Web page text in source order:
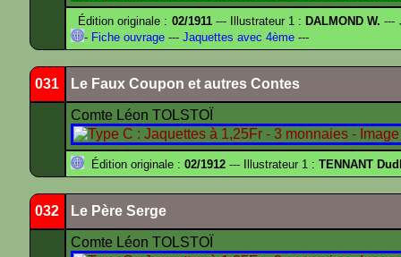
Édition originale : 02/1911--- Illustrateur 1 : DALMOND W. ---
- Fiche ouvrage --- Jaquettes avec 4ème ---
031 Le Faux Coupon et autres Contes
Comte Léon TOLSTOÏ
Édition originale : 02/1912 --- Illustrateur 1 : TENNANT
032 Le Père Serge
Comte Léon TOLSTOÏ